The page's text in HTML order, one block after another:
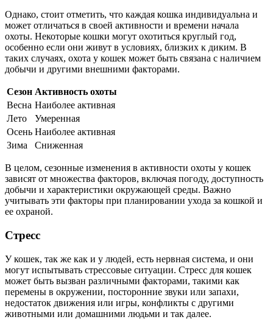
Однако, стоит отметить, что каждая кошка индивидуальна и
может отличаться в своей активности и времени начала
охоты. Некоторые кошки могут охотиться круглый год,
особенно если они живут в условиях, близких к диким. В
таких случаях, охота у кошек может быть связана с наличием
добычи и другими внешними факторами.
Сезон Активность охоты
Весна Наиболее активная
Лето
Умеренная
Осень Наиболее активная
Зима
Сниженная
В целом, сезонные изменения в активности охоты у кошек
зависят от множества факторов, включая погоду, доступность
добычи и характеристики окружающей среды. Важно
учитывать эти факторы при планировании ухода за кошкой и
ее охраной.
Стресс
У кошек, так же как и у людей, есть нервная система, и они
могут испытывать стрессовые ситуации. Стресс для кошек
может быть вызван различными факторами, такими как
перемены в окружении, посторонние звуки или запахи,
недостаток движения или игры, конфликты с другими
животными или домашними людьми и так далее.